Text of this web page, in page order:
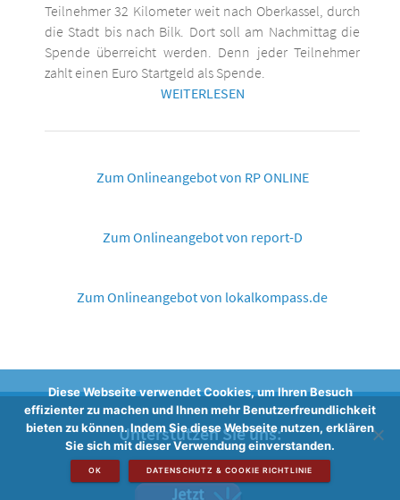
Teilnehmer 32 Kilometer weit nach Oberkassel, durch
die Stadt bis nach Bilk. Dort soll am Nachmittag die
Spende überreicht werden. Denn jeder Teilnehmer
zahlt einen Euro Startgeld als Spende.
WEITERLESEN
Zum Onlineangebot von RP ONLINE
Zum Onlineangebot von report-D
Zum Onlineangebot von lokalkompass.de
Unterstützen Sie uns:
Diese Webseite verwendet Cookies, um Ihren Besuch
effizienter zu machen und Ihnen mehr Benutzerfreundlichkeit
bieten zu können. Indem Sie diese Webseite nutzen, erklären
Sie sich mit dieser Verwendung einverstanden.
OK DATENSCHUTZ & COOKIE RICHTLINIE